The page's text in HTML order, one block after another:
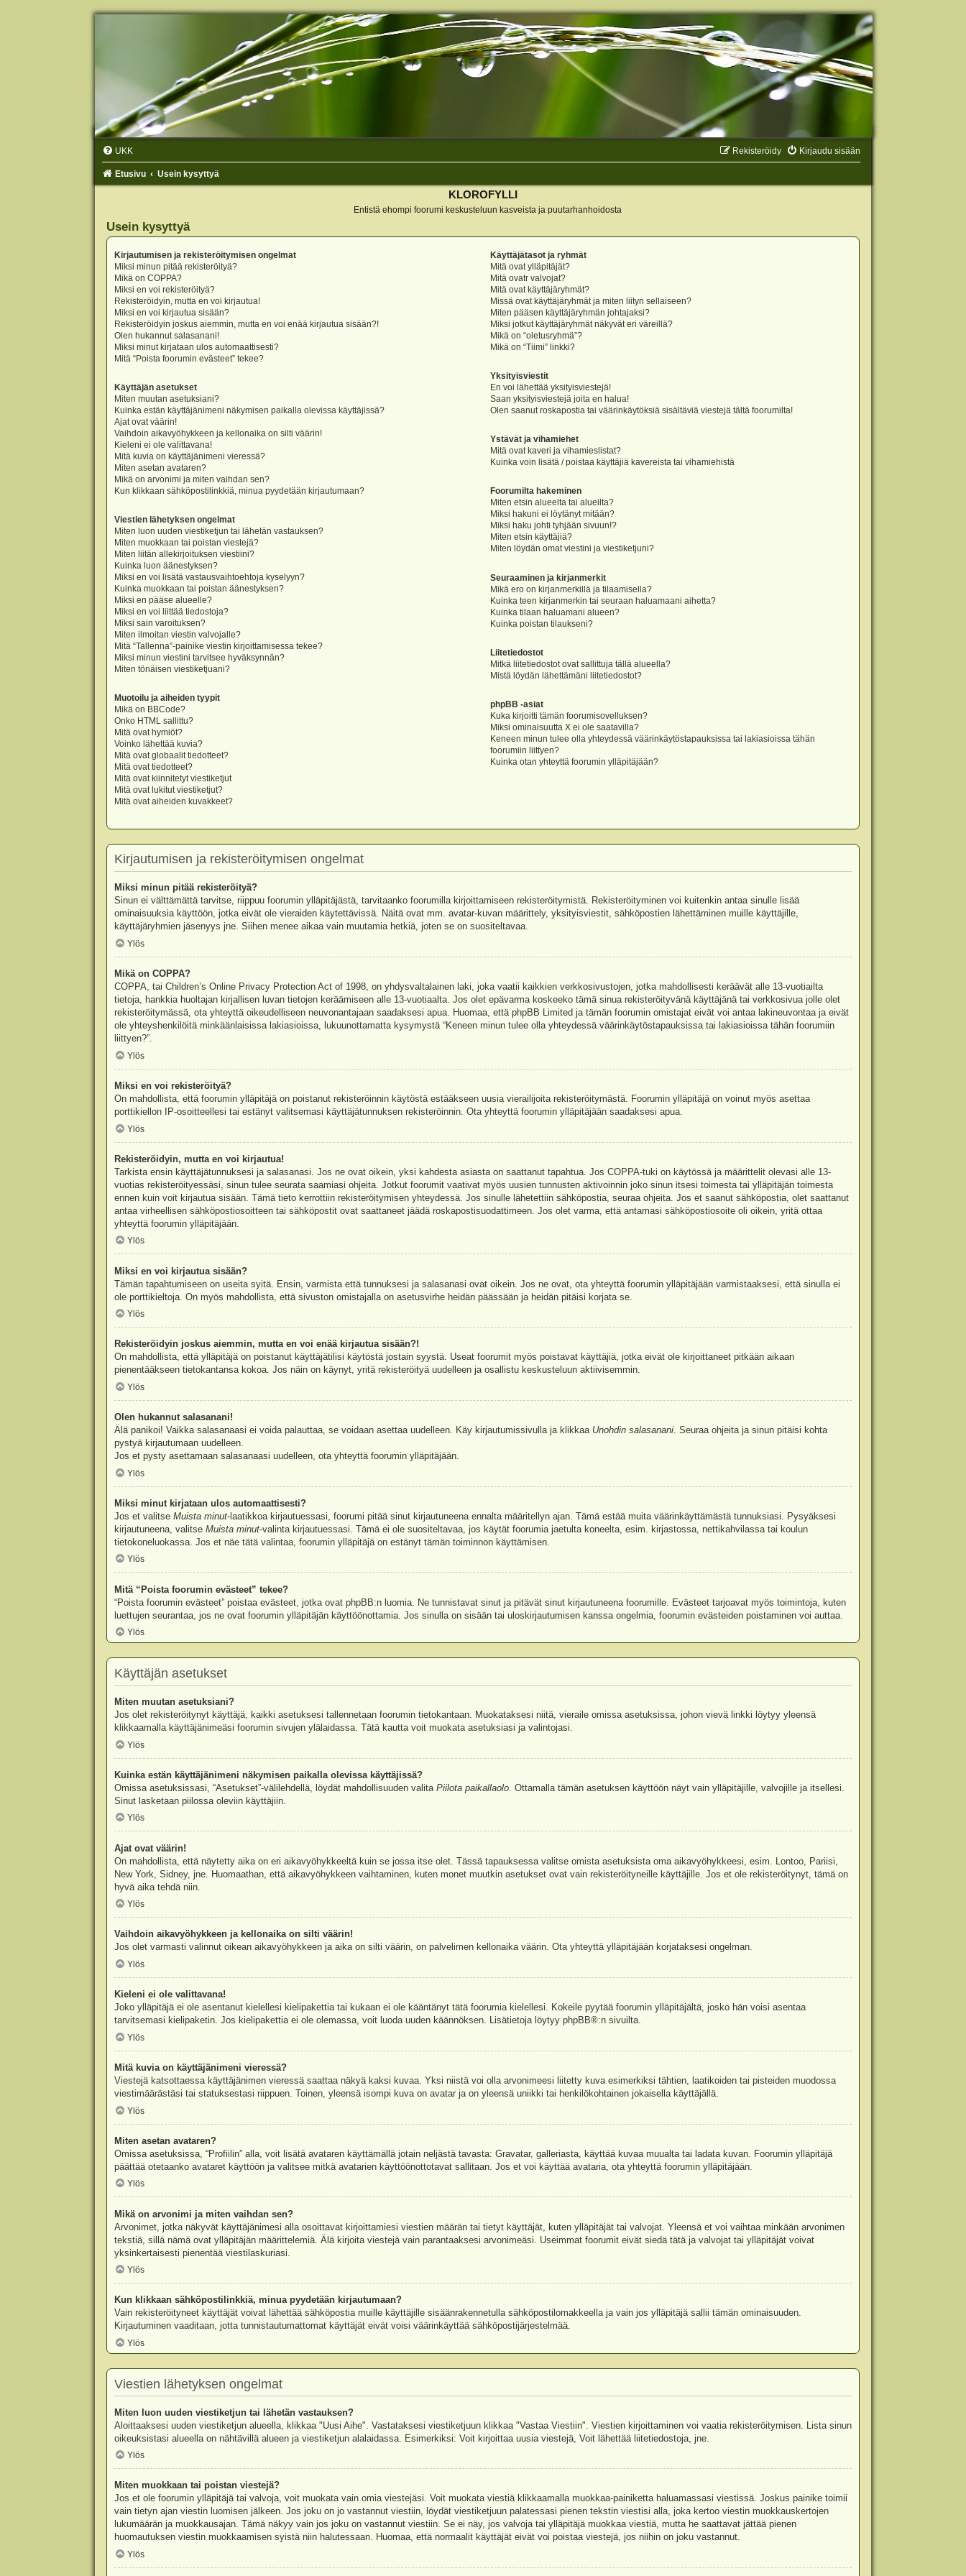
UKK Kirjaudu sisään
Rekisteröidy
Etusivu Usein kysyttyä
KLOROFYLLI
Entistä ehompi foorumi keskusteluun kasveista ja puutarhanhoidosta
Usein kysyttyä
Kirjautumisen ja rekisteröitymisen ongelmat
Miksi minun pitää rekisteröityä?
Mikä on COPPA?
Miksi en voi rekisteröityä?
Rekisteröidyin, mutta en voi kirjautua!
Miksi en voi kirjautua sisään?
Rekisteröidyin joskus aiemmin, mutta en voi enää kirjautua sisään?!
Olen hukannut salasanani!
Miksi minut kirjataan ulos automaattisesti?
Mitä “Poista foorumin evästeet” tekee?
Käyttäjän asetukset
Miten muutan asetuksiani?
Kuinka estän käyttäjänimeni näkymisen paikalla olevissa käyttäjissä?
Ajat ovat väärin!
Vaihdoin aikavyöhykkeen ja kellonaika on silti väärin!
Kieleni ei ole valittavana!
Mitä kuvia on käyttäjänimeni vieressä?
Miten asetan avataren?
Mikä on arvonimi ja miten vaihdan sen?
Kun klikkaan sähköpostilinkkiä, minua pyydetään kirjautumaan?
Viestien lähetyksen ongelmat
Miten luon uuden viestiketjun tai lähetän vastauksen?
Miten muokkaan tai poistan viestejä?
Miten liitän allekirjoituksen viestiini?
Kuinka luon äänestyksen?
Miksi en voi lisätä vastausvaihtoehtoja kyselyyn?
Kuinka muokkaan tai poistan äänestyksen?
Miksi en pääse alueelle?
Miksi en voi liittää tiedostoja?
Miksi sain varoituksen?
Miten ilmoitan viestin valvojalle?
Mitä “Tallenna”-painike viestin kirjoittamisessa tekee?
Miksi minun viestini tarvitsee hyväksynnän?
Miten tönäisen viestiketjuani?
Muotoilu ja aiheiden tyypit
Mikä on BBCode?
Onko HTML sallittu?
Mitä ovat hymiöt?
Voinko lähettää kuvia?
Mitä ovat globaalit tiedotteet?
Mitä ovat tiedotteet?
Mitä ovat kiinnitetyt viestiketjut
Mitä ovat lukitut viestiketjut?
Mitä ovat aiheiden kuvakkeet?
Käyttäjätasot ja ryhmät
Mitä ovat ylläpitäjät?
Mitä ovatr valvojat?
Mitä ovat käyttäjäryhmät?
Missä ovat käyttäjäryhmät ja miten liityn sellaiseen?
Miten pääsen käyttäjäryhmän johtajaksi?
Miksi jotkut käyttäjäryhmät näkyvät eri väreillä?
Mikä on “oletusryhmä”?
Mikä on “Tiimi” linkki?
Yksityisviestit
En voi lähettää yksityisviestejä!
Saan yksityisviestejä joita en halua!
Olen saanut roskapostia tai väärinkäytöksiä sisältäviä viestejä tältä foorumilta!
Ystävät ja vihamiehet
Mitä ovat kaveri ja vihamieslistat?
Kuinka voin lisätä / poistaa käyttäjiä kavereista tai vihamiehistä
Foorumilta hakeminen
Miten etsin alueelta tai alueilta?
Miksi hakuni ei löytänyt mitään?
Miksi haku johti tyhjään sivuun!?
Miten etsin käyttäjiä?
Miten löydän omat viestini ja viestiketjuni?
Seuraaminen ja kirjanmerkit
Mikä ero on kirjanmerkillä ja tilaamisella?
Kuinka teen kirjanmerkin tai seuraan haluamaani aihetta?
Kuinka tilaan haluamani alueen?
Kuinka poistan tilaukseni?
Liitetiedostot
Mitkä liitetiedostot ovat sallittuja tällä alueella?
Mistä löydän lähettämäni liitetiedostot?
phpBB -asiat
Kuka kirjoitti tämän foorumisovelluksen?
Miksi ominaisuutta X ei ole saatavilla?
Keneen minun tulee olla yhteydessä väärinkäytöstapauksissa tai lakiasioissa tähän
foorumiin liittyen?
Kuinka otan yhteyttä foorumin ylläpitäjään?
Kirjautumisen ja rekisteröitymisen ongelmat
Miksi minun pitää rekisteröityä?
Sinun ei välttämättä tarvitse, riippuu foorumin ylläpitäjästä, tarvitaanko foorumilla kirjoittamiseen rekisteröitymistä. Rekisteröityminen voi kuitenkin antaa sinulle lisää
ominaisuuksia käyttöön, jotka eivät ole vieraiden käytettävissä. Näitä ovat mm. avatar-kuvan määrittely, yksityisviestit, sähköpostien lähettäminen muille käyttäjille,
käyttäjäryhmien jäsenyys jne. Siihen menee aikaa vain muutamia hetkiä, joten se on suositeltavaa.
Ylös
Mikä on COPPA?
COPPA, tai Children’s Online Privacy Protection Act of 1998, on yhdysvaltalainen laki, joka vaatii kaikkien verkkosivustojen, jotka mahdollisesti keräävät alle 13-vuotiailta
tietoja, hankkia huoltajan kirjallisen luvan tietojen keräämiseen alle 13-vuotiaalta. Jos olet epävarma koskeeko tämä sinua rekisteröityvänä käyttäjänä tai verkkosivua jolle olet
rekisteröitymässä, ota yhteyttä oikeudelliseen neuvonantajaan saadaksesi apua. Huomaa, että phpBB Limited ja tämän foorumin omistajat eivät voi antaa lakineuvontaa ja eivät
ole yhteyshenkilöitä minkäänlaisissa lakiasioissa, lukuunottamatta kysymystä “Keneen minun tulee olla yhteydessä väärinkäytöstapauksissa tai lakiasioissa tähän foorumiin
liittyen?”.
Ylös
Miksi en voi rekisteröityä?
On mahdollista, että foorumin ylläpitäjä on poistanut rekisteröinnin käytöstä estääkseen uusia vierailijoita rekisteröitymästä. Foorumin ylläpitäjä on voinut myös asettaa
porttikiellon IP-osoitteellesi tai estänyt valitsemasi käyttäjätunnuksen rekisteröinnin. Ota yhteyttä foorumin ylläpitäjään saadaksesi apua.
Ylös
Rekisteröidyin, mutta en voi kirjautua!
Tarkista ensin käyttäjätunnuksesi ja salasanasi. Jos ne ovat oikein, yksi kahdesta asiasta on saattanut tapahtua. Jos COPPA-tuki on käytössä ja määrittelit olevasi alle 13-
vuotias rekisteröityessäsi, sinun tulee seurata saamiasi ohjeita. Jotkut foorumit vaativat myös uusien tunnusten aktivoinnin joko sinun itsesi toimesta tai ylläpitäjän toimesta
ennen kuin voit kirjautua sisään. Tämä tieto kerrottiin rekisteröitymisen yhteydessä. Jos sinulle lähetettiin sähköpostia, seuraa ohjeita. Jos et saanut sähköpostia, olet saattanut
antaa virheellisen sähköpostiosoitteen tai sähköpostit ovat saattaneet jäädä roskapostisuodattimeen. Jos olet varma, että antamasi sähköpostiosoite oli oikein, yritä ottaa
yhteyttä foorumin ylläpitäjään.
Ylös
Miksi en voi kirjautua sisään?
Tämän tapahtumiseen on useita syitä. Ensin, varmista että tunnuksesi ja salasanasi ovat oikein. Jos ne ovat, ota yhteyttä foorumin ylläpitäjään varmistaaksesi, että sinulla ei
ole porttikieltoja. On myös mahdollista, että sivuston omistajalla on asetusvirhe heidän päässään ja heidän pitäisi korjata se.
Ylös
Rekisteröidyin joskus aiemmin, mutta en voi enää kirjautua sisään?!
On mahdollista, että ylläpitäjä on poistanut käyttäjätilisi käytöstä jostain syystä. Useat foorumit myös poistavat käyttäjiä, jotka eivät ole kirjoittaneet pitkään aikaan
pienentääkseen tietokantansa kokoa. Jos näin on käynyt, yritä rekisteröityä uudelleen ja osallistu keskusteluun aktiivisemmin.
Ylös
Olen hukannut salasanani!
Älä panikoi! Vaikka salasanaasi ei voida palauttaa, se voidaan asettaa uudelleen. Käy kirjautumissivulla ja klikkaa Unohdin salasanani. Seuraa ohjeita ja sinun pitäisi kohta
pystyä kirjautumaan uudelleen.
Jos et pysty asettamaan salasanaasi uudelleen, ota yhteyttä foorumin ylläpitäjään.
Ylös
Miksi minut kirjataan ulos automaattisesti?
Jos et valitse Muista minut-laatikkoa kirjautuessasi, foorumi pitää sinut kirjautuneena ennalta määritellyn ajan. Tämä estää muita väärinkäyttämästä tunnuksiasi. Pysyäksesi
kirjautuneena, valitse Muista minut-valinta kirjautuessasi. Tämä ei ole suositeltavaa, jos käytät foorumia jaetulta koneelta, esim. kirjastossa, nettikahvilassa tai koulun
tietokoneluokassa. Jos et näe tätä valintaa, foorumin ylläpitäjä on estänyt tämän toiminnon käyttämisen.
Ylös
Mitä “Poista foorumin evästeet” tekee?
“Poista foorumin evästeet” poistaa evästeet, jotka ovat phpBB:n luomia. Ne tunnistavat sinut ja pitävät sinut kirjautuneena foorumille. Evästeet tarjoavat myös toimintoja, kuten
luettujen seurantaa, jos ne ovat foorumin ylläpitäjän käyttöönottamia. Jos sinulla on sisään tai uloskirjautumisen kanssa ongelmia, foorumin evästeiden poistaminen voi auttaa.
Ylös
Käyttäjän asetukset
Miten muutan asetuksiani?
Jos olet rekisteröitynyt käyttäjä, kaikki asetuksesi tallennetaan foorumin tietokantaan. Muokataksesi niitä, vieraile omissa asetuksissa, johon vievä linkki löytyy yleensä
klikkaamalla käyttäjänimeäsi foorumin sivujen ylälaidassa. Tätä kautta voit muokata asetuksiasi ja valintojasi.
Ylös
Kuinka estän käyttäjänimeni näkymisen paikalla olevissa käyttäjissä?
Omissa asetuksissasi, “Asetukset”-välilehdellä, löydät mahdollisuuden valita Piilota paikallaolo. Ottamalla tämän asetuksen käyttöön näyt vain ylläpitäjille, valvojille ja itsellesi.
Sinut lasketaan piilossa oleviin käyttäjiin.
Ylös
Ajat ovat väärin!
On mahdollista, että näytetty aika on eri aikavyöhykkeeltä kuin se jossa itse olet. Tässä tapauksessa valitse omista asetuksista oma aikavyöhykkeesi, esim. Lontoo, Pariisi,
New York, Sidney, jne. Huomaathan, että aikavyöhykkeen vaihtaminen, kuten monet muutkin asetukset ovat vain rekisteröityneille käyttäjille. Jos et ole rekisteröitynyt, tämä on
hyvä aika tehdä niin.
Ylös
Vaihdoin aikavyöhykkeen ja kellonaika on silti väärin!
Jos olet varmasti valinnut oikean aikavyöhykkeen ja aika on silti väärin, on palvelimen kellonaika väärin. Ota yhteyttä ylläpitäjään korjataksesi ongelman.
Ylös
Kieleni ei ole valittavana!
Joko ylläpitäjä ei ole asentanut kielellesi kielipakettia tai kukaan ei ole kääntänyt tätä foorumia kielellesi. Kokeile pyytää foorumin ylläpitäjältä, josko hän voisi asentaa
tarvitsemasi kielipaketin. Jos kielipakettia ei ole olemassa, voit luoda uuden käännöksen. Lisätietoja löytyy phpBB®:n sivuilta.
Ylös
Mitä kuvia on käyttäjänimeni vieressä?
Viestejä katsottaessa käyttäjänimen vieressä saattaa näkyä kaksi kuvaa. Yksi niistä voi olla arvonimeesi liitetty kuva esimerkiksi tähtien, laatikoiden tai pisteiden muodossa
viestimäärästäsi tai statuksestasi riippuen. Toinen, yleensä isompi kuva on avatar ja on yleensä uniikki tai henkilökohtainen jokaisella käyttäjällä.
Ylös
Miten asetan avataren?
Omissa asetuksissa, “Profiilin” alla, voit lisätä avataren käyttämällä jotain neljästä tavasta: Gravatar, galleriasta, käyttää kuvaa muualta tai ladata kuvan. Foorumin ylläpitäjä
päättää otetaanko avataret käyttöön ja valitsee mitkä avatarien käyttöönottotavat sallitaan. Jos et voi käyttää avataria, ota yhteyttä foorumin ylläpitäjään.
Ylös
Mikä on arvonimi ja miten vaihdan sen?
Arvonimet, jotka näkyvät käyttäjänimesi alla osoittavat kirjoittamiesi viestien määrän tai tietyt käyttäjät, kuten ylläpitäjät tai valvojat. Yleensä et voi vaihtaa minkään arvonimen
tekstiä, sillä nämä ovat ylläpitäjän määrittelemiä. Älä kirjoita viestejä vain parantaaksesi arvonimeäsi. Useimmat foorumit eivät siedä tätä ja valvojat tai ylläpitäjät voivat
yksinkertaisesti pienentää viestilaskuriasi.
Ylös
Kun klikkaan sähköpostilinkkiä, minua pyydetään kirjautumaan?
Vain rekisteröityneet käyttäjät voivat lähettää sähköpostia muille käyttäjille sisäänrakennetulla sähköpostilomakkeella ja vain jos ylläpitäjä sallii tämän ominaisuuden.
Kirjautuminen vaaditaan, jotta tunnistautumattomat käyttäjät eivät voisi väärinkäyttää sähköpostijärjestelmää.
Ylös
Viestien lähetyksen ongelmat
Miten luon uuden viestiketjun tai lähetän vastauksen?
Aloittaaksesi uuden viestiketjun alueella, klikkaa "Uusi Aihe". Vastataksesi viestiketjuun klikkaa "Vastaa Viestiin". Viestien kirjoittaminen voi vaatia rekisteröitymisen. Lista sinun
oikeuksistasi alueella on nähtävillä alueen ja viestiketjun alalaidassa. Esimerkiksi: Voit kirjoittaa uusia viestejä, Voit lähettää liitetiedostoja, jne.
Ylös
Miten muokkaan tai poistan viestejä?
Jos et ole foorumin ylläpitäjä tai valvoja, voit muokata vain omia viestejäsi. Voit muokata viestiä klikkaamalla muokkaa-painiketta haluamassasi viestissä. Joskus painike toimii
vain tietyn ajan viestin luomisen jälkeen. Jos joku on jo vastannut viestiin, löydät viestiketjuun palatessasi pienen tekstin viestisi alla, joka kertoo viestin muokkauskertojen
lukumäärän ja muokkausajan. Tämä näkyy vain jos joku on vastannut viestiin. Se ei näy, jos valvoja tai ylläpitäjä muokkaa viestiä, mutta he saattavat jättää pienen
huomautuksen viestin muokkaamisen syistä niin halutessaan. Huomaa, että normaalit käyttäjät eivät voi poistaa viestejä, jos niihin on joku vastannut.
Ylös